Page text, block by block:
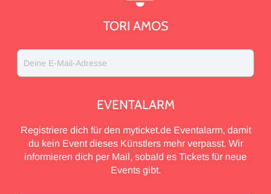
TORI AMOS
Deine E-Mail-Adresse
EVENTALARM
Registriere dich für den myticket.de Eventalarm, damit
du kein Event dieses Künstlers mehr verpasst. Wir
informieren dich per Mail, sobald es Tickets für neue
Events gibt.